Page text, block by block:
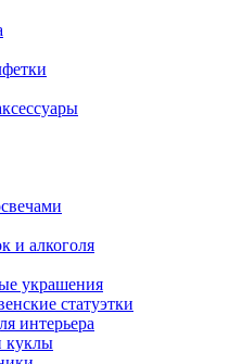
и алкоголя
украшения
статуэтки
интерьера
куклы